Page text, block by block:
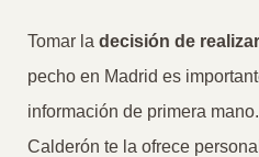
Tomar la decisión de
pecho en Madrid es
información de primera
Calderón te la ofrece